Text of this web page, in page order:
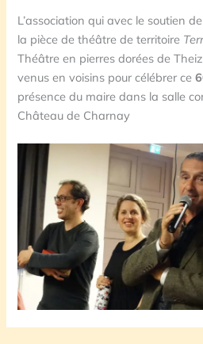
L’association qui avec le soutien
la pièce de théâtre de territoire
Théâtre en pierres dorées de
venus en voisins pour célébrer ce
présence du maire dans la salle
Château de Charnay